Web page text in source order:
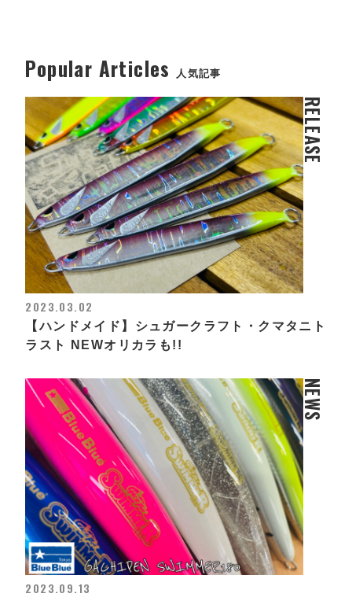
Popular Articles 人気記事
RELEASE
2023.03.02
【ハンドメイド】シュガークラフト・クマタニト
ラスト NEWオリカラも!!
NEWS
2023.09.13